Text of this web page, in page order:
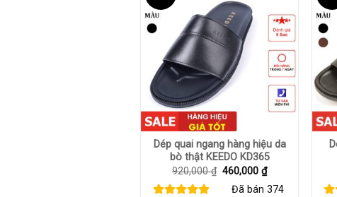
+
Dép quai ngang hàng hiệu da
bò thật KEEDO KD365
920,000₫ Giá
là:
460,000₫Giá
hiện
tại
Đã bán374
+